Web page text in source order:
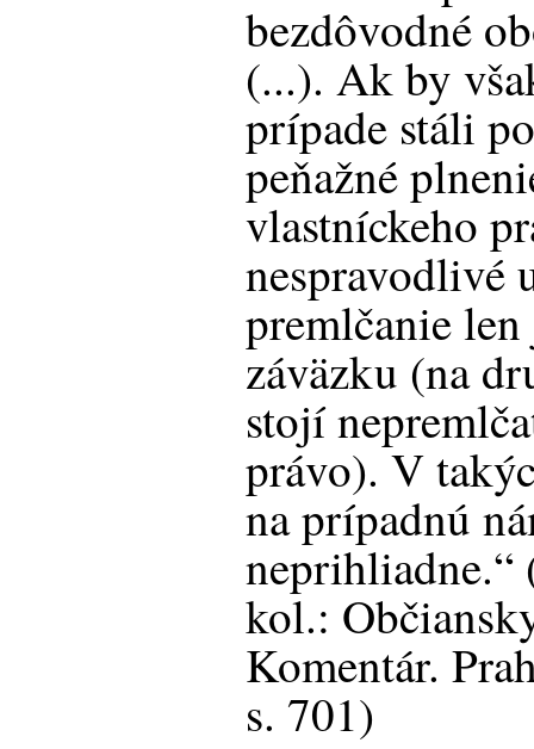
bezdôvodné
(...). Ak by
prípade stáli
peňažné
vlastníckeho
nespravodlivé
premlčanie
záväzku (na
stojí
právo). V
na prípadnú
kol.:
Komentár.
s. 701)